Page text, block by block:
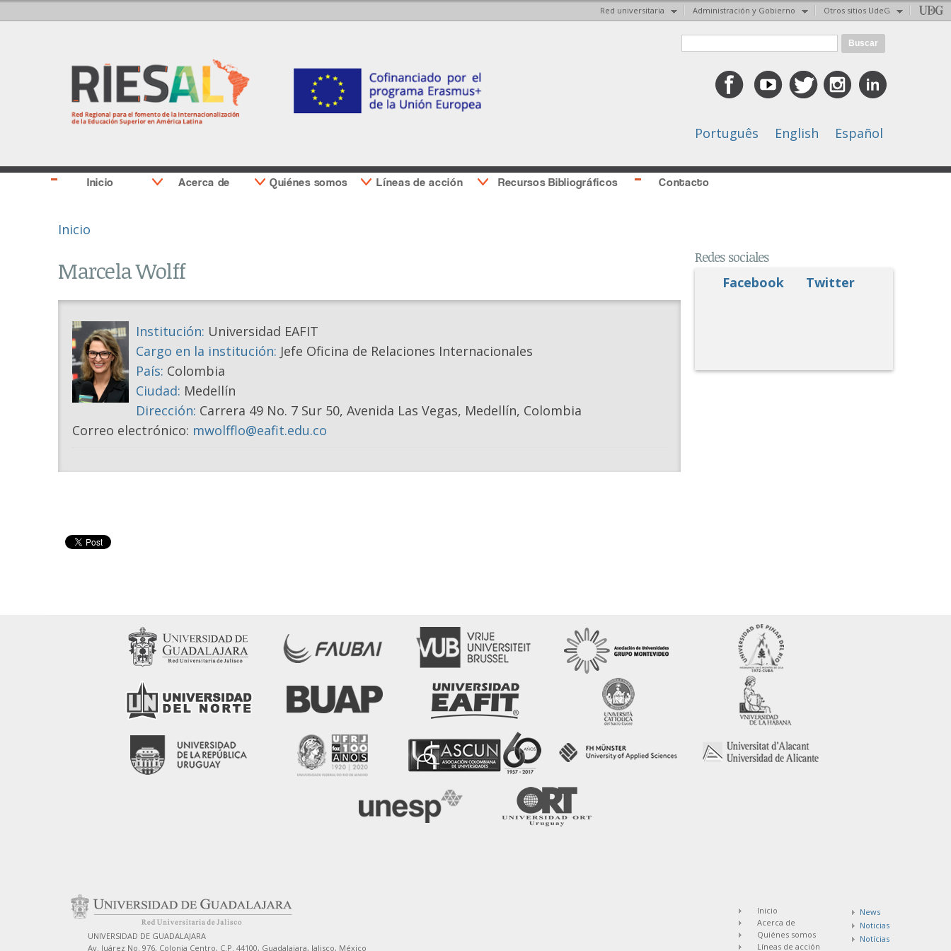
Red universitaria Administración y Gobierno Otros sitios UdeG
principal
lateral
derecha
Formulario de búsqueda
Português English Español
Inicio Acerca de Quiénes somos Líneas de acción Recursos Bibliográficos Contacto
Inicio
Marcela Wolff
Institución: Universidad EAFIT
Cargo en la institución: Jefe Oficina de Relaciones Internacionales
País: Colombia
Ciudad: Medellín
Dirección: Carrera 49 No. 7 Sur 50, Avenida Las Vegas, Medellín, Colombia
Correo electrónico: mwolfflo@eafit.edu.co
Redes sociales
Facebook
Twitter
UNIVERSIDAD DE GUADALAJARA
Av. Juárez No. 976, Colonia Centro, C.P. 44100, Guadalajara, Jalisco, México
News
Noticias
Notícias
Inicio
Acerca de
Quiénes somos
Líneas de acción